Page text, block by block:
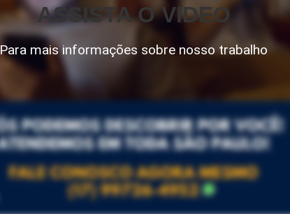
ASSISTA O VIDEO
Para mais informações sobre nosso trabalho